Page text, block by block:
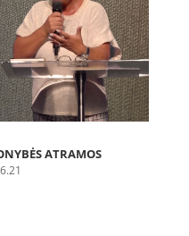
ATRAMOS